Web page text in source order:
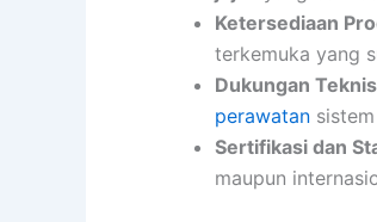
Ketersediaan
terkemuka yang
Dukungan Teknis
perawatan
Sertifikasi dan
maupun